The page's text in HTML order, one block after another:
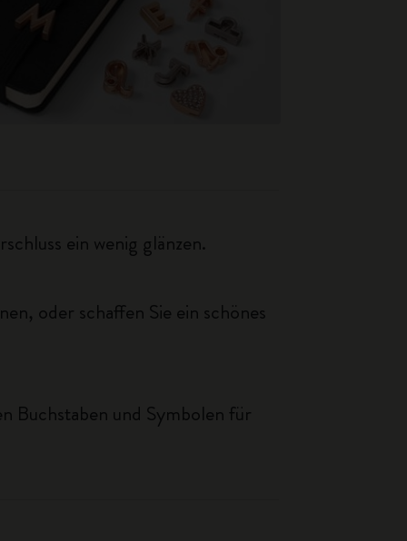
ein wenig glänzen.
oder schaffen Sie ein schönes
Buchstaben und Symbolen für